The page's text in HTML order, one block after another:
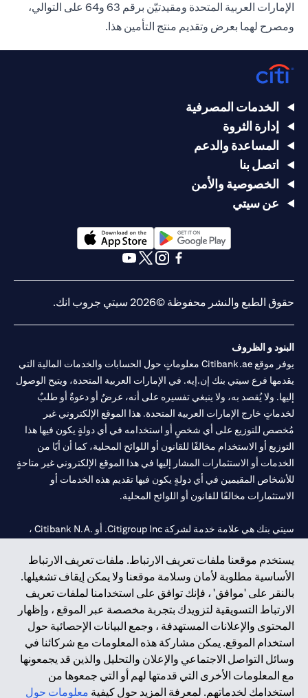
الإمارات العربية المتحدة ومقيدتيّن برقم 63 و64 على التوالي،
ومصرح لهما بعرض وتقديم منتج التأمين هذا.
يستخدم موقعنا ملفات تعريف الارتباط. ملفات تعريف الارتباط
الأساسية مطلوبة لأمان وسلامة موقعنا ولا يمكن إيقاف تشغيلها.
بالنقر على 'موافق' ، فإنك توافق على استخدامنا لملفات تعريف
الارتباط التسويقية لتزويدك بتجربة مخصصة عبر الموقع ، وإظهار
المحتوى والإعلانات المستهدفة ، وجمع البيانات الإحصائية حول
استخدام الموقع. يمكن مشاركة هذه المعلومات مع شركائنا في
وسائل التواصل الاجتماعي والإعلان والتحليل والذين قد يجمعونها
مع المعلومات الأخرى التي قدمتها لهم أو التي جمعوها من
استخدامك لخدماتهم. لمعرفة المزيد حول كيفية معلومات حول
الخدمات المصرفية
إدارة الثروة
المساعدة والدعم
اتصل بنا
الخصوصية والأمن
عن سيتي
opens in a new tab
opens in a new tab
حقوق الطبع والنشر محفوظة ©2026 سيتي جروب انك.
البنود و الظروف
يوفر موقع Citibank.ae معلوماتٍ حول الحسابات والخدمات المالية التي
يقدمها فرع سيتي بنك إن.إيه. في الإمارات العربية المتحدة، ويتيح الوصول
إليها. ولا يُقصد به، ولا ينبغي تفسيره على أنه، عرضٌ أو دعوةٌ أو طلبٌ
لخدماتٍ خارج الإمارات العربية المتحدة. هذا الموقع الإلكتروني غير
مُخصص للتوزيع على أي شخصٍ أو استخدامه في أي دولةٍ يكون فيها هذا
التوزيع أو الاستخدام مخالفًا للقانون أو اللوائح المحلية، كما أن أيًا من
الخدمات أو الاستثمارات المشار إليها في هذا الموقع الإلكتروني غير متاحةٍ
للأشخاص المقيمين في أي دولةٍ يكون فيها تقديم هذه الخدمات أو
الاستثمارات مخالفًا للقانون أو اللوائح المحلية.
سيتي بنك هي علامة خدمة لشركة Citigroup Inc. أو .Citibank N.A ،
سيتي بنك إن. إيه. الإمارات مسجل لدى مصرف الإمارات المركزي تحت
أرقام التراخيص 202563 لفرع الوصل في دبي، 531989 لفرع مول
الإمارات في دبي، و CN-1002019 لفرع أبوظبي. هاتف: 4000 311 04.
فرع سيتي بنك إن إيه - الإمارات العربية المتحدة مرخص من مصرف
الإمارات العربية المتحدة المركزي كفرع لبنك أجنبي.
سيتي بنك إن إيه الإمارات العربية المتحدة مرخص من هيئة الأوراق المالية
والسلع في الإمارات العربية المتحدة ("SCA") للقيام بالنشاط المالي لـ أ)
الاستشارات المالية والتعريف والترويج بموجب ترخيص رقم